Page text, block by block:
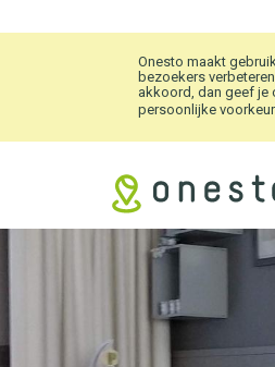
Onesto maakt
bezoekers
akkoord, dan geef je
persoonlijke